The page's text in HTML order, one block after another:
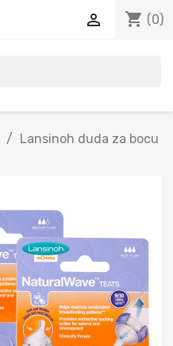
shopping_cart (0)

Lansinoh duda za bocu